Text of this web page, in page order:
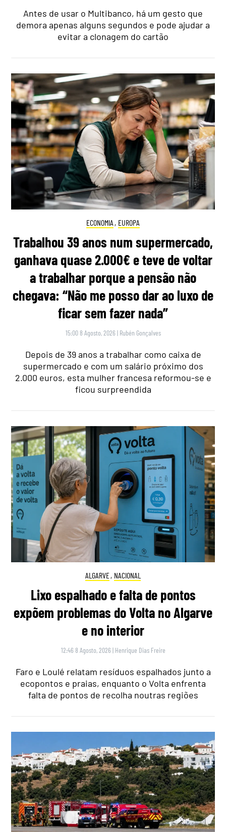
Antes de usar o Multibanco, há um gesto que
demora apenas alguns segundos e pode ajudar a
evitar a clonagem do cartão
ECONOMIA , EUROPA
Trabalhou 39 anos num supermercado,
ganhava quase 2.000€ e teve de voltar
a trabalhar porque a pensão não
chegava: “Não me posso dar ao luxo de
ficar sem fazer nada”
15:00 8 Agosto, 2026 | Rubén Gonçalves
Depois de 39 anos a trabalhar como caixa de
supermercado e com um salário próximo dos
2.000 euros, esta mulher francesa reformou-se e
ficou surpreendida
ALGARVE, NACIONAL
Lixo espalhado e falta de pontos
expõem problemas do Volta no Algarve
e no interior
12:46 8 Agosto, 2026 | Henrique Dias Freire
Faro e Loulé relatam resíduos espalhados junto a
ecopontos e praias, enquanto o Volta enfrenta
falta de pontos de recolha noutras regiões